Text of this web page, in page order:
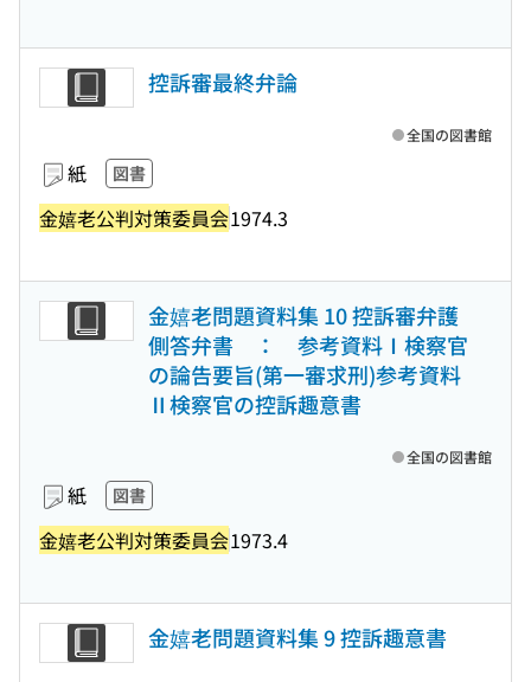
控訴審最終弁論
紙 図書
金嬉老公判対策委員会1974.3
全国の図書館
金嬉老問題資料集 10 控訴審弁護
側答弁書 ： 参考資料Ⅰ検察官
の論告要旨(第一審求刑)参考資料
Ⅱ検察官の控訴趣意書
紙 図書
金嬉老公判対策委員会1973.4
全国の図書館
金嬉老問題資料集 9 控訴趣意書